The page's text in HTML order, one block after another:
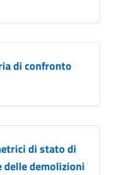
di confronto
di stato di
demolizioni